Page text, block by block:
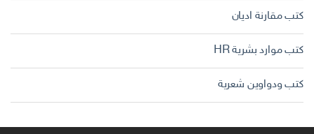
كتب مقارنة اديان
كتب موارد بشرية HR
كتب ودواوين شعرية